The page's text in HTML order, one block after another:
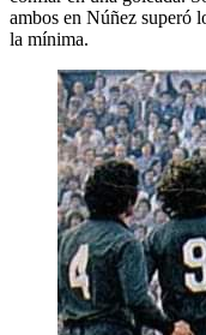
ambos en Núñez superó
la mínima.